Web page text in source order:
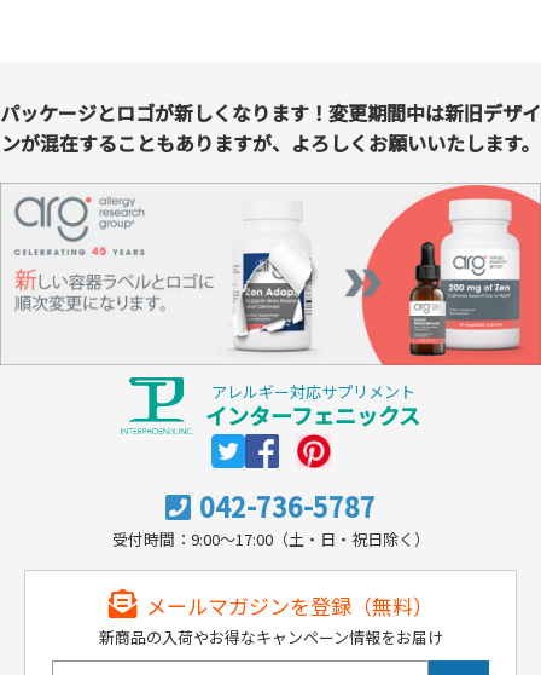
パッケージとロゴが新しくなります！変更期間中は新旧デザイ
ンが混在することもありますが、よろしくお願いいたします。
アレルギー対応サプリメント
インターフェニックス
042-736-5787
受付時間：9:00～17:00（土・日・祝日除く）
メールマガジンを登録（無料）
新商品の入荷やお得なキャンペーン情報をお届け